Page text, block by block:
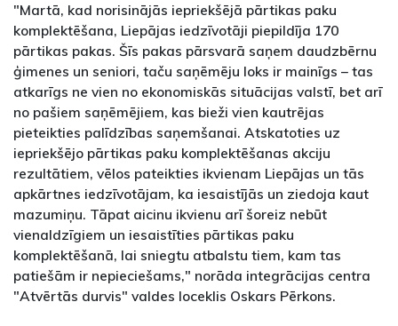
"Martā, kad norisinājās iepriekšējā pārtikas paku
komplektēšana, Liepājas iedzīvotāji piepildīja 170
pārtikas pakas. Šīs pakas pārsvarā saņem daudzbērnu
ģimenes un seniori, taču saņēmēju loks ir mainīgs – tas
atkarīgs ne vien no ekonomiskās situācijas valstī, bet arī
no pašiem saņēmējiem, kas bieži vien kautrējas
pieteikties palīdzības saņemšanai. Atskatoties uz
iepriekšējo pārtikas paku komplektēšanas akciju
rezultātiem, vēlos pateikties ikvienam Liepājas un tās
apkārtnes iedzīvotājam, ka iesaistījās un ziedoja kaut
mazumiņu. Tāpat aicinu ikvienu arī šoreiz nebūt
vienaldzīgiem un iesaistīties pārtikas paku
komplektēšanā, lai sniegtu atbalstu tiem, kam tas
patiešām ir nepieciešams," norāda integrācijas centra
"Atvērtās durvis" valdes loceklis Oskars Pērkons.